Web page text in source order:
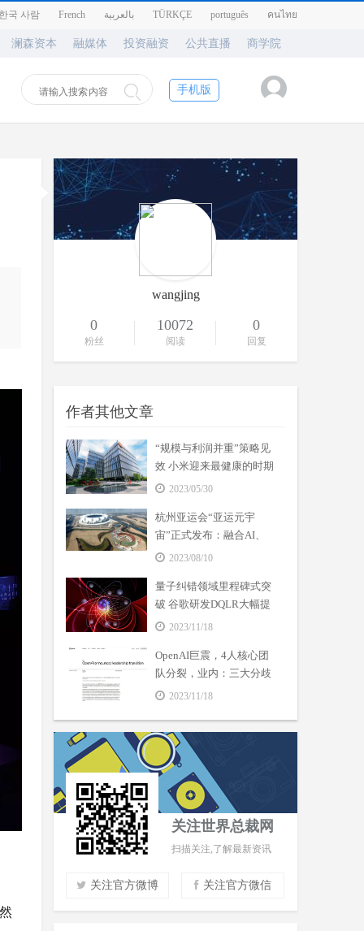
국 사람 French بالعربية TÜRKÇE português คนไทย
澜森资本 融媒体 投资融资 公共直播 商学院
手机版
wangjing
0
粉丝
10072
阅读
0
回复
作者其他文章
“规模与利润并重”策略见
效 小米迎来最健康的时期
2023/05/30
杭州亚运会“亚运元宇
宙”正式发布：融合AI、
VR等数字技术
2023/08/10
量子纠错领域里程碑式突
破 谷歌研发DQLR大幅提
高量子计算机可靠性
2023/11/18
OpenAI巨震，4人核心团
队分裂，业内：三大分歧
成焦点
2023/11/18
关注世界总裁网
扫描关注,了解最新资讯
关注官方微博 关注官方微信